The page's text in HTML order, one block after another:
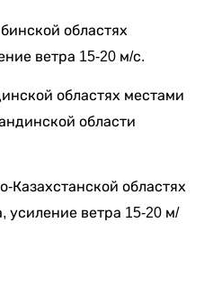
областях
ветра 15-20 м/с.
областях местами
области
Казахстанской областях
усиление ветра 15-20 м/